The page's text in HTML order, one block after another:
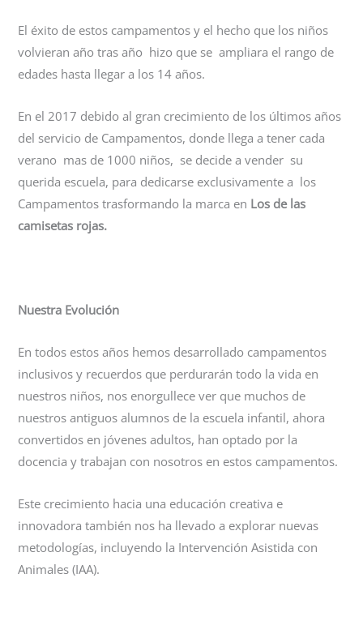
El éxito de estos campamentos y el hecho que los niños
volvieran año tras año hizo que se ampliara el rango de
edades hasta llegar a los 14 años.
En el 2017 debido al gran crecimiento de los últimos años
del servicio de Campamentos, donde llega a tener cada
verano mas de 1000 niños, se decide a vender su
querida escuela, para dedicarse exclusivamente a los
Campamentos trasformando la marca en Los de las
camisetas rojas.
Nuestra Evolución
En todos estos años hemos desarrollado campamentos
inclusivos y recuerdos que perdurarán todo la vida en
nuestros niños, nos enorgullece ver que muchos de
nuestros antiguos alumnos de la escuela infantil, ahora
convertidos en jóvenes adultos, han optado por la
docencia y trabajan con nosotros en estos campamentos.
Este crecimiento hacia una educación creativa e
innovadora también nos ha llevado a explorar nuevas
metodologías, incluyendo la Intervención Asistida con
Animales (IAA).